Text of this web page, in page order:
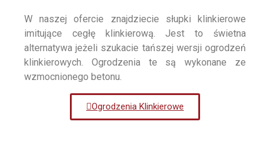
W naszej ofercie znajdziecie słupki klinkierowe
imitujące cegłę klinkierową. Jest to świetna
alternatywa jeżeli szukacie tańszej wersji ogrodzeń
klinkierowych. Ogrodzenia te są wykonane ze
wzmocnionego betonu.
Ogrodzenia Klinkierowe